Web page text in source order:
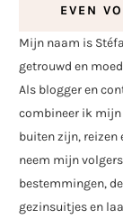
EVEN
Mijn naam is
getrouwd en
Als blogger en
combineer ik
buiten zijn,
neem mijn
bestemmingen,
gezinsuitjes en